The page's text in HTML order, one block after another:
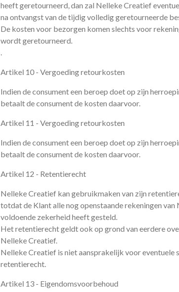
heeft geretourneerd, dan zal Nelleke Creatief
na ontvangst van de tijdig volledig geretourneerde
De kosten voor bezorgen komen slechts voor
wordt geretourneerd.
.
Artikel 10 - Vergoeding retourkosten
Indien de consument een beroep doet op zijn
betaalt de consument de kosten daarvoor.
Artikel 11 - Vergoeding retourkosten
Indien de consument een beroep doet op zijn
betaalt de consument de kosten daarvoor.
Artikel 12 - Retentierecht
Nelleke Creatief kan gebruikmaken van zijn
totdat de Klant alle nog openstaande rekeningen
voldoende zekerheid heeft gesteld.
Het retentierecht geldt ook op grond van eerdere
Nelleke Creatief.
Nelleke Creatief is niet aansprakelijk voor eventuele
retentierecht.
Artikel 13 - Eigendomsvoorbehoud